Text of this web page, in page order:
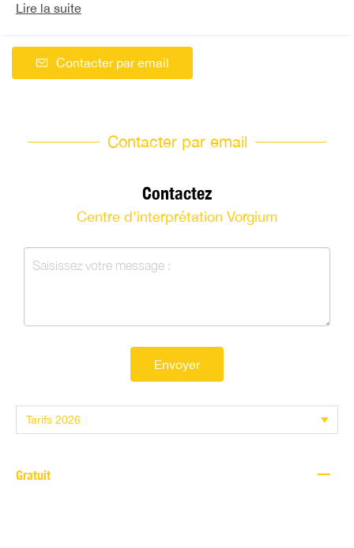
Lire la suite
Contacter par email
Contacter par email
Contactez
Centre d'interprétation Vorgium
Envoyer
Gratuit —